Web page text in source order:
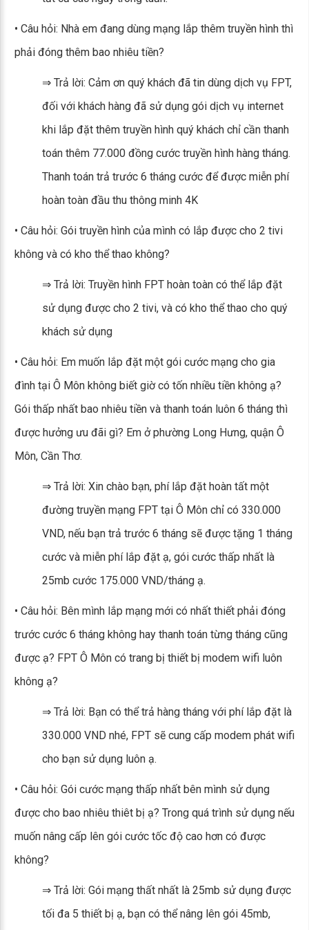
• Câu hỏi: Nhà em đang dùng mạng lắp thêm truyền hình thì
phải đóng thêm bao nhiêu tiền?
⇒ Trả lời: Cảm ơn quý khách đã tin dùng dịch vụ FPT,
đối với khách hàng đã sử dụng gói dịch vụ internet
khi lắp đặt thêm truyền hình quý khách chỉ cần thanh
toán thêm 77.000 đồng cước truyền hình hàng tháng.
Thanh toán trả trước 6 tháng cước để được miễn phí
hoàn toàn đầu thu thông minh 4K
• Câu hỏi: Gói truyền hình của mình có lắp được cho 2 tivi
không và có kho thể thao không?
⇒ Trả lời: Truyền hình FPT hoàn toàn có thể lắp đặt
sử dụng được cho 2 tivi, và có kho thể thao cho quý
khách sử dụng
• Câu hỏi: Em muốn lắp đặt một gói cước mạng cho gia
đình tại Ô Môn không biết giờ có tốn nhiều tiền không ạ?
Gói thấp nhất bao nhiêu tiền và thanh toán luôn 6 tháng thì
được hưởng ưu đãi gì? Em ở phường Long Hưng, quận Ô
Môn, Cần Thơ.
⇒ Trả lời: Xin chào bạn, phí lắp đặt hoàn tất một
đường truyền mạng FPT tại Ô Môn chỉ có 330.000
VND, nếu bạn trả trước 6 tháng sẽ được tặng 1 tháng
cước và miễn phí lắp đặt ạ, gói cước thấp nhất là
25mb cước 175.000 VND/tháng ạ.
• Câu hỏi: Bên mình lắp mạng mới có nhất thiết phải đóng
trước cước 6 tháng không hay thanh toán từng tháng cũng
được ạ? FPT Ô Môn có trang bị thiết bị modem wifi luôn
không ạ?
⇒ Trả lời: Bạn có thể trả hàng tháng với phí lắp đặt là
330.000 VND nhé, FPT sẽ cung cấp modem phát wifi
cho bạn sử dụng luôn ạ.
• Câu hỏi: Gói cước mạng thấp nhất bên mình sử dụng
được cho bao nhiêu thiêt bị ạ? Trong quá trình sử dụng nếu
muốn nâng cấp lên gói cước tốc độ cao hơn có được
không?
⇒ Trả lời: Gói mạng thất nhất là 25mb sử dụng được
tối đa 5 thiết bị ạ, bạn có thể nâng lên gói 45mb,